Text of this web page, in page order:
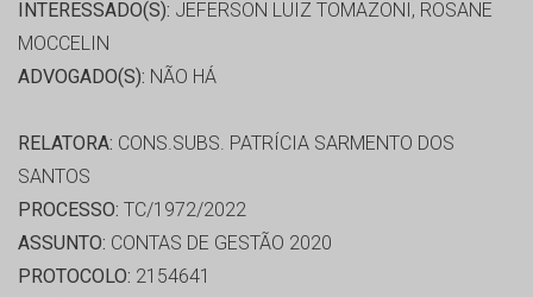
INTERESSADO(S): JEFERSON LUIZ TOMAZONI, ROSANE
MOCCELIN
ADVOGADO(S): NÃO HÁ
RELATORA: CONS.SUBS. PATRÍCIA SARMENTO DOS
SANTOS
PROCESSO: TC/1972/2022
ASSUNTO: CONTAS DE GESTÃO 2020
PROTOCOLO: 2154641